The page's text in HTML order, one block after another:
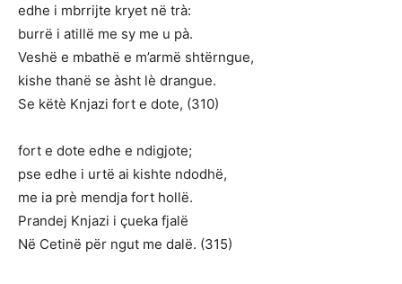
edhe i mbrrijte kryet në trà:
burrë i atillë me sy me u pà.
Veshë e mbathë e m’armë shtërngue,
kishe thanë se àsht lè drangue.
Se këtè Knjazi fort e dote, (310)
fort e dote edhe e ndigjote;
pse edhe i urtë ai kishte ndodhë,
me ia prè mendja fort hollë.
Prandej Knjazi i çueka fjalë
Në Cetinë për ngut me dalë. (315)